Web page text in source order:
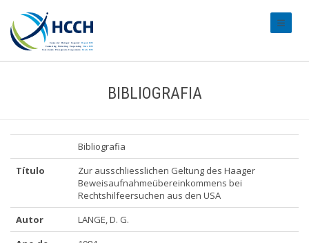
BIBLIOGRAFIA
Bibliografia
Título
Zur ausschliesslichen Geltung des Haager
Beweisaufnahmeübereinkommens bei
Rechtshilfeersuchen aus den USA
Autor
LANGE, D. G.